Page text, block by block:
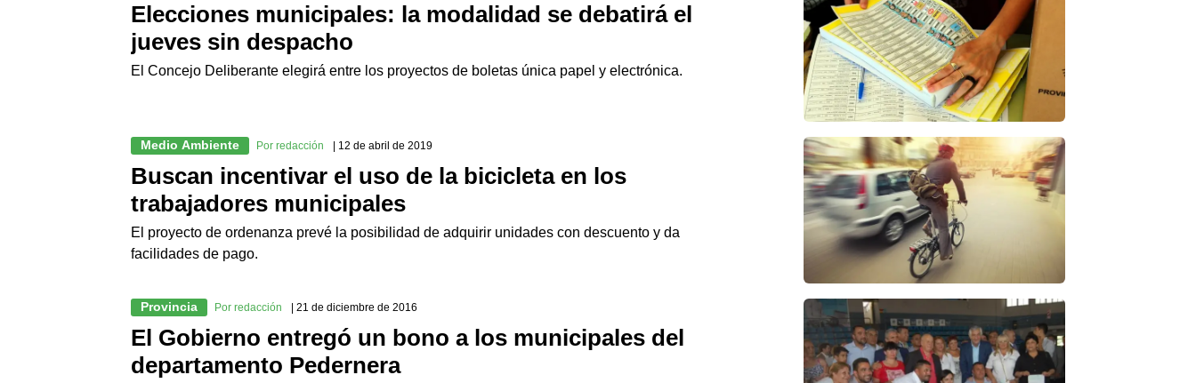
Elecciones municipales: la modalidad se debatirá el
jueves sin despacho
El Concejo Deliberante elegirá entre los proyectos de boletas única papel y electrónica.
Medio Ambiente Por redacción | 12 de abril de 2019
Buscan incentivar el uso de la bicicleta en los
trabajadores municipales
El proyecto de ordenanza prevé la posibilidad de adquirir unidades con descuento y da
facilidades de pago.
Provincia Por redacción | 21 de diciembre de 2016
El Gobierno entregó un bono a los municipales del
departamento Pedernera